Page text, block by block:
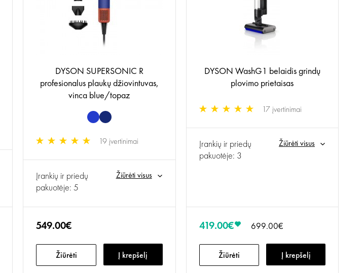
DYSON SUPERSONIC R
profesionalus plaukų džiovintuvas,
vinca blue/topaz
19 įvertinimai
Įrankių ir priedų
pakuotėje: 5
Žiūrėti visus
549.00€
Žiūrėti Į krepšelį
DYSON WashG1 belaidis grindų
plovimo prietaisas
17 įvertinimai
Įrankių ir priedų
pakuotėje: 3
Žiūrėti visus
419.00€ 699.00€
Žiūrėti Į krepšelį